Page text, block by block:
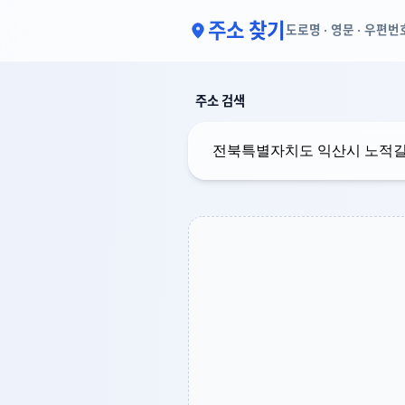
주소 찾기 도로명 · 영문 · 우편번
주소 검색